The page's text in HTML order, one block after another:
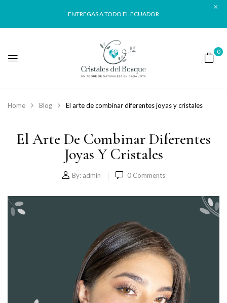
ENTREGAS A TODO EL ECUADOR
0
Home Blog El arte de combinar diferentes joyas y cristales
El Arte De Combinar Diferentes
Joyas Y Cristales
By: admin 0 Comments